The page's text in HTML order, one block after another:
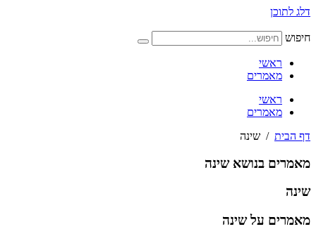
דלג לתוכן
חיפוש
ראשי
מאמרים
ראשי
מאמרים
דף הבית / שינה
מאמרים בנושא שינה
שינה
מאמרים על שינה